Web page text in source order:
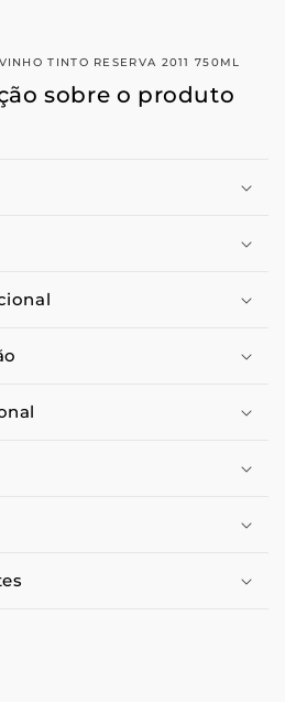
TINTO RESERVA 2011 750ML
sobre o produto